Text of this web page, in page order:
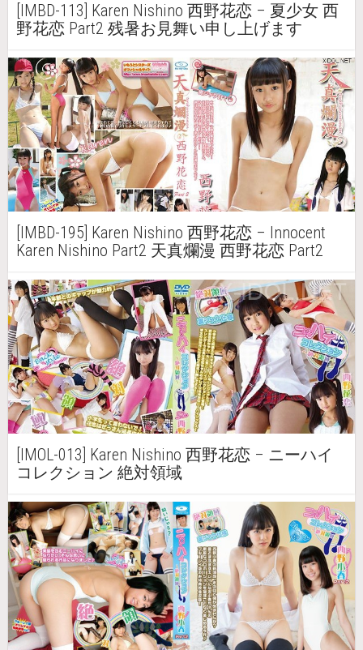
[IMBD-113] Karen Nishino 西野花恋 – 夏少女 西
野花恋 Part2 残暑お見舞い申し上げます
[IMBD-195] Karen Nishino 西野花恋 – Innocent
Karen Nishino Part2 天真爛漫 西野花恋 Part2
[IMOL-013] Karen Nishino 西野花恋 – ニーハイ
コレクション 絶対領域